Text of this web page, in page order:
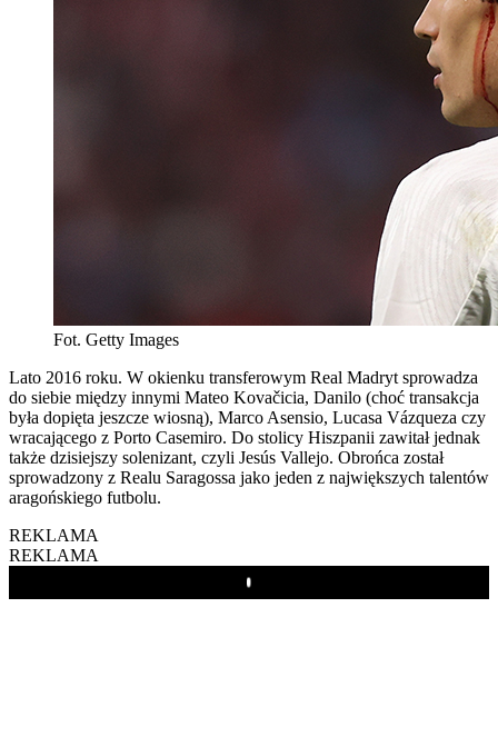
Fot. Getty Images
Lato 2016 roku. W okienku transferowym Real Madryt sprowadza
do siebie między innymi Mateo Kovačicia, Danilo (choć transakcja
była dopięta jeszcze wiosną), Marco Asensio, Lucasa Vázqueza czy
wracającego z Porto Casemiro. Do stolicy Hiszpanii zawitał jednak
także dzisiejszy solenizant, czyli Jesús Vallejo. Obrońca został
sprowadzony z Realu Saragossa jako jeden z największych talentów
aragońskiego futbolu.
REKLAMA
REKLAMA
Play